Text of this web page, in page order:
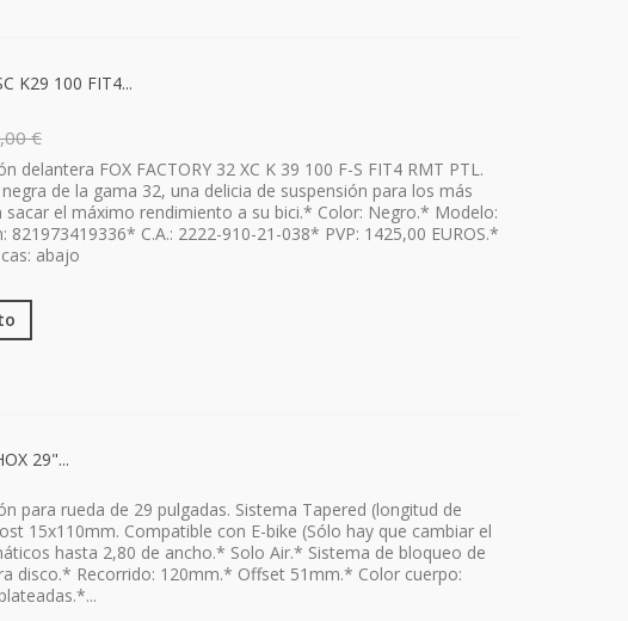
K29 100 FIT4...
€
delantera FOX FACTORY 32 XC K 39 100 F-S FIT4 RMT PTL.
de la gama 32, una delicia de suspensión para los más
sacar el máximo rendimiento a su bici.* Color: Negro.* Modelo:
821973419336* C.A.: 2222-910-21-038* PVP: 1425,00 EUROS.*
abajo
29"...
para rueda de 29 pulgadas. Sistema Tapered (longitud de
15x110mm. Compatible con E-bike (Sólo hay que cambiar el
hasta 2,80 de ancho.* Solo Air.* Sistema de bloqueo de
disco.* Recorrido: 120mm.* Offset 51mm.* Color cuerpo: